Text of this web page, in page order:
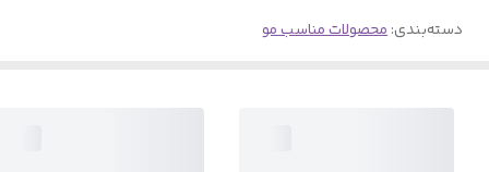
دسته‌بندی:محصولات مناسب مو